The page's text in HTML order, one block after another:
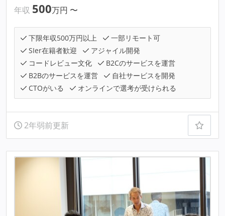
年収 500万円 〜
下限年収500万円以上
一部リモート可
SIer在籍者歓迎
アジャイル開発
コードレビュー文化
B2Cのサービスを運営
B2Bのサービスを運営
自社サービスを開発
CTOがいる
オンラインで選考が受けられる
2年弱前更新